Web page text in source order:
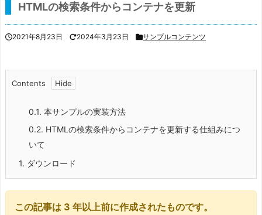
HTMLの検索条件からコンテナを更新
2021年8月23日 2024年3月23日 サンプルコンテンツ
Contents
0.1. 本サンプルの実装方法
0.2. HTMLの検索条件からコンテナを更新する仕組みにつ
いて
1. ダウンロード
この記事は 3 年以上前に作成されたものです。